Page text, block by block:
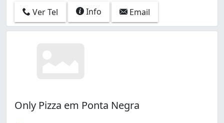
Ver Tel Info Email
Only Pizza em Ponta Negra